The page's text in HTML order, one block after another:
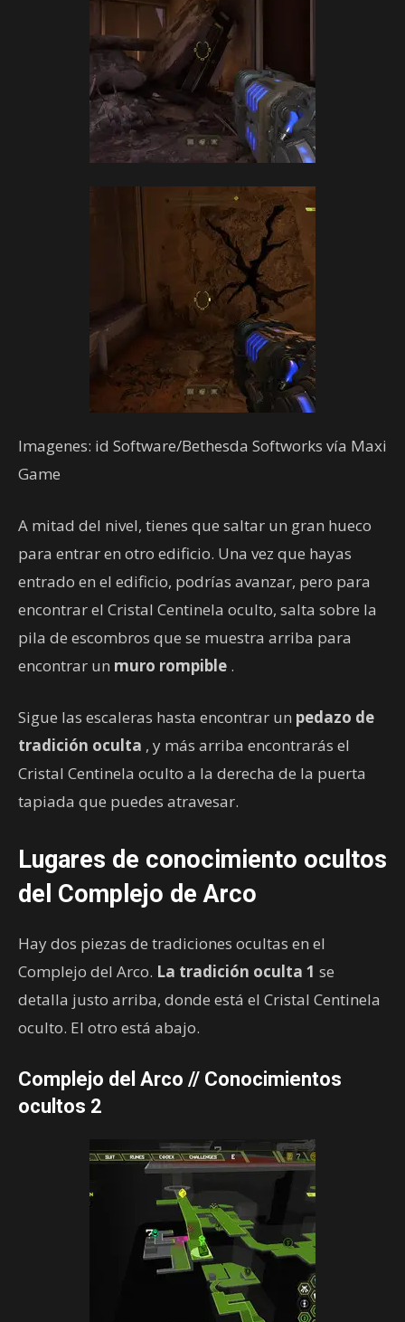
Imagenes: id Software/Bethesda Softworks vía Maxi
Game
A mitad del nivel, tienes que saltar un gran hueco
para entrar en otro edificio. Una vez que hayas
entrado en el edificio, podrías avanzar, pero para
encontrar el Cristal Centinela oculto, salta sobre la
pila de escombros que se muestra arriba para
encontrar un muro rompible .
Sigue las escaleras hasta encontrar un pedazo de
tradición oculta , y más arriba encontrarás el
Cristal Centinela oculto a la derecha de la puerta
tapiada que puedes atravesar.
Lugares de conocimiento ocultos
del Complejo de Arco
Hay dos piezas de tradiciones ocultas en el
Complejo del Arco. La tradición oculta 1 se
detalla justo arriba, donde está el Cristal Centinela
oculto. El otro está abajo.
Complejo del Arco // Conocimientos
ocultos 2